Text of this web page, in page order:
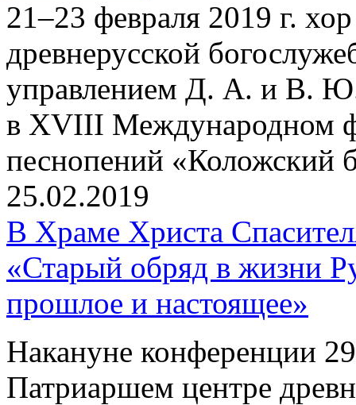
21–23 февраля 2019 г.
древнерусской
управлением Д. А. и В. Ю.
в XVIII Международном
песнопений «Коложский
25.02.2019
В Храме Христа
«Старый обряд в жизни
прошлое и настоящее»
Накануне конференции
Патриаршем центре